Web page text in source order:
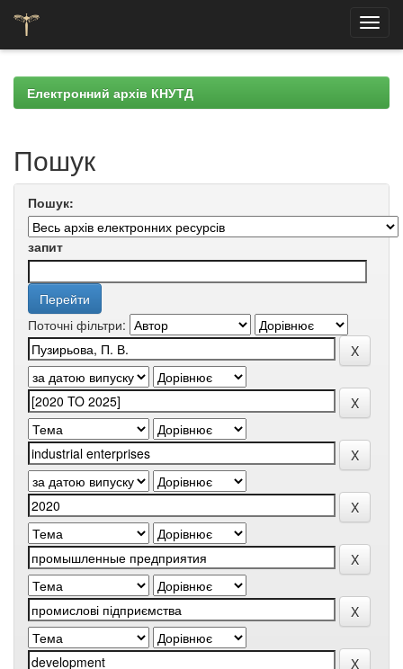
navigationЕлектронний архів КНУТД
Пошук
Пошук:
запит
Поточні фільтри: